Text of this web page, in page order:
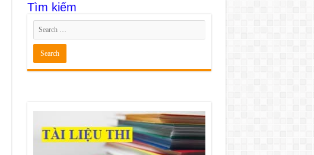
Tìm kiếm